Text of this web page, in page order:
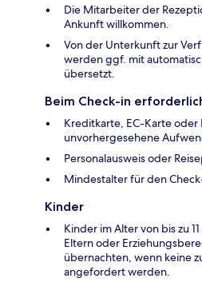
Die Mitarbeiter der
Ankunft willkommen.
Von der Unterkunft zur
werden ggf. mit
übersetzt.
Beim Check-in
Kreditkarte, EC-Karte
unvorhergesehene
Personalausweis oder
Mindestalter für den
Kinder
Kinder im Alter von bis zu
Eltern oder
übernachten, wenn keine
angefordert werden.